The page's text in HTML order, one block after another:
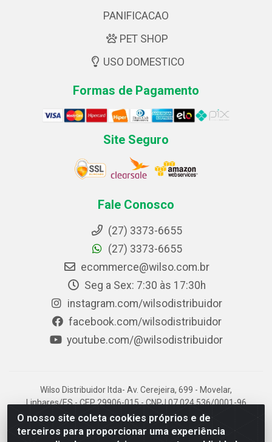
O nosso site coleta cookies próprios e de
terceiros para proporcionar uma experiência
PANIFICACAO
PET SHOP
USO DOMESTICO
Formas de Pagamento
Site Seguro
Fale Conosco
(27) 3373-6655
(27) 3373-6655
ecommerce@wilso.com.br
Seg a Sex: 7:30 às 17:30h
instagram.com/wilsodistribuidor
facebook.com/wilsodistribuidor
youtube.com/@wilsodistribuidor
Wilso Distribuidor ltda- Av. Cerejeira, 699 - Movelar,
Linhares/ES - CEP 29906-015 - CNPJ 07.024.536/0001-96